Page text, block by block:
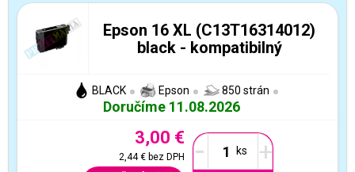
Epson 16 XL (C13T16314012)
black - kompatibilný
BLACK Epson 850 strán
Doručíme 11.08.2026
3,00 €
2,44 €bez DPH - +